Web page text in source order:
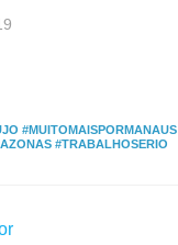
#MUITOMAISPORMANAUS
#TRABALHOSERIO